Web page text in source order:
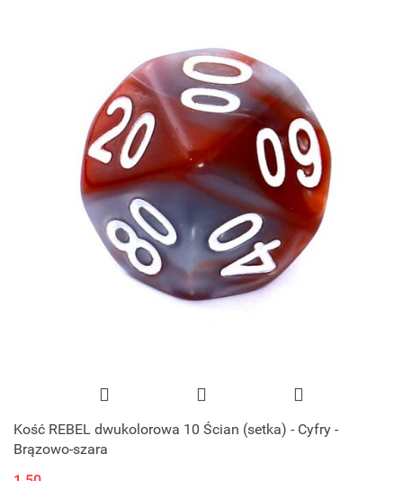
Kość REBEL dwukolorowa 10 Ścian (setka) - Cyfry -
Brązowo-szara